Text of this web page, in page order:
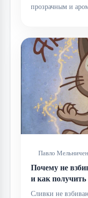
прозрачным и
Павло
Почему не
и как
Сливки не